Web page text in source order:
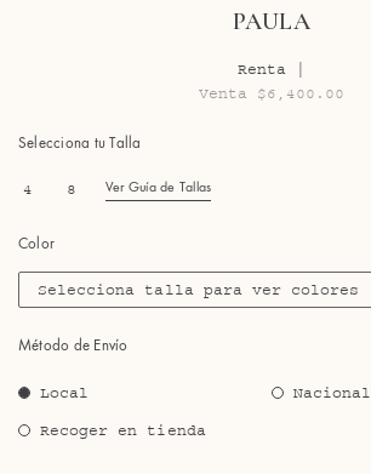
PAULA
Renta |
Venta $6,400.00
Selecciona tu Talla
4 8 Ver Guía de Tallas
Color
Selecciona talla para ver colores
Método de Envío
Local Nacional
Recoger en tienda